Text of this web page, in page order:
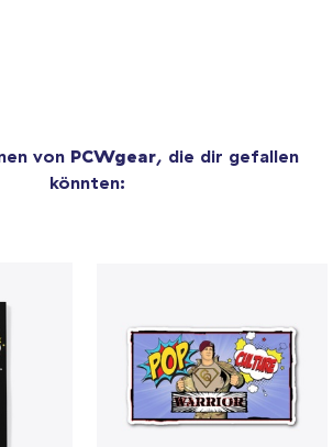
von PCWgear, die dir gefallen
könnten: